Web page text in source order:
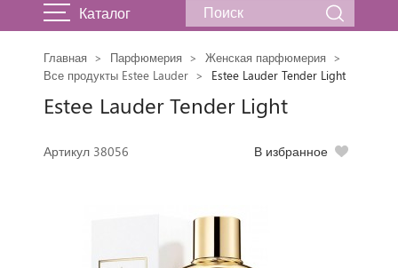
Каталог
Главная Парфюмерия
Женская парфюмерия
Все продукты Estee Lauder
Estee Lauder Tender Light
Estee Lauder Tender Light
Артикул 38056 В избранное